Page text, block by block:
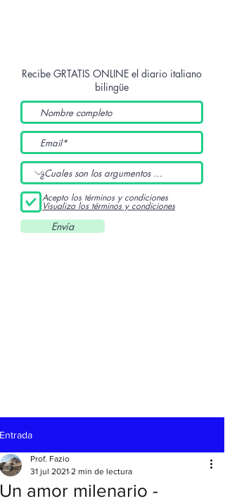
Recibe GRTATIS ONLINE el diario italiano
bilingüe
Acepto los términos y condiciones
Visualiza los términos y condiciones
Envía
Entrada
Un amor milenario -
Prof. Fazio
31 jul 2021 2 min de lectura